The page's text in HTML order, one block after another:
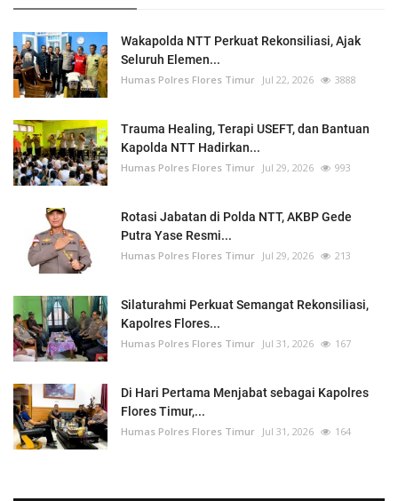
Wakapolda NTT Perkuat Rekonsiliasi, Ajak
Seluruh Elemen...
Humas Polres Flores Timur Jul 22, 2026 3888
Trauma Healing, Terapi USEFT, dan Bantuan
Kapolda NTT Hadirkan...
Humas Polres Flores Timur Jul 29, 2026 993
Rotasi Jabatan di Polda NTT, AKBP Gede
Putra Yase Resmi...
Humas Polres Flores Timur Jul 29, 2026 213
Silaturahmi Perkuat Semangat Rekonsiliasi,
Kapolres Flores...
Humas Polres Flores Timur Jul 31, 2026 167
Di Hari Pertama Menjabat sebagai Kapolres
Flores Timur,...
Humas Polres Flores Timur Jul 31, 2026 164